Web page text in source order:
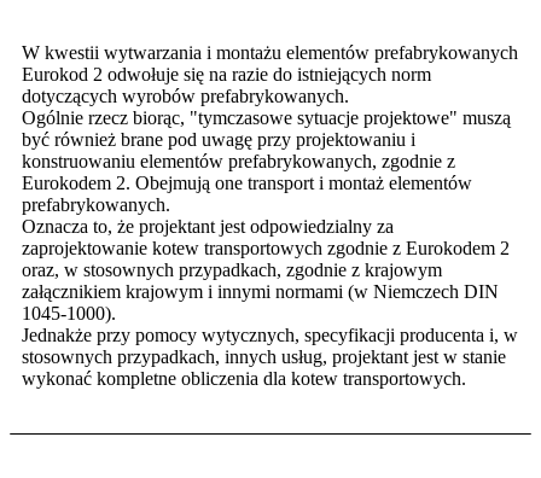
W kwestii wytwarzania i montażu elementów prefabrykowanych
Eurokod 2 odwołuje się na razie do istniejących norm
dotyczących wyrobów prefabrykowanych.
Ogólnie rzecz biorąc, "tymczasowe sytuacje projektowe" muszą
być również brane pod uwagę przy projektowaniu i
konstruowaniu elementów prefabrykowanych, zgodnie z
Eurokodem 2. Obejmują one transport i montaż elementów
prefabrykowanych.
Oznacza to, że projektant jest odpowiedzialny za
zaprojektowanie kotew transportowych zgodnie z Eurokodem 2
oraz, w stosownych przypadkach, zgodnie z krajowym
załącznikiem krajowym i innymi normami (w Niemczech DIN
1045-1000).
Jednakże przy pomocy wytycznych, specyfikacji producenta i, w
stosownych przypadkach, innych usług, projektant jest w stanie
wykonać kompletne obliczenia dla kotew transportowych.